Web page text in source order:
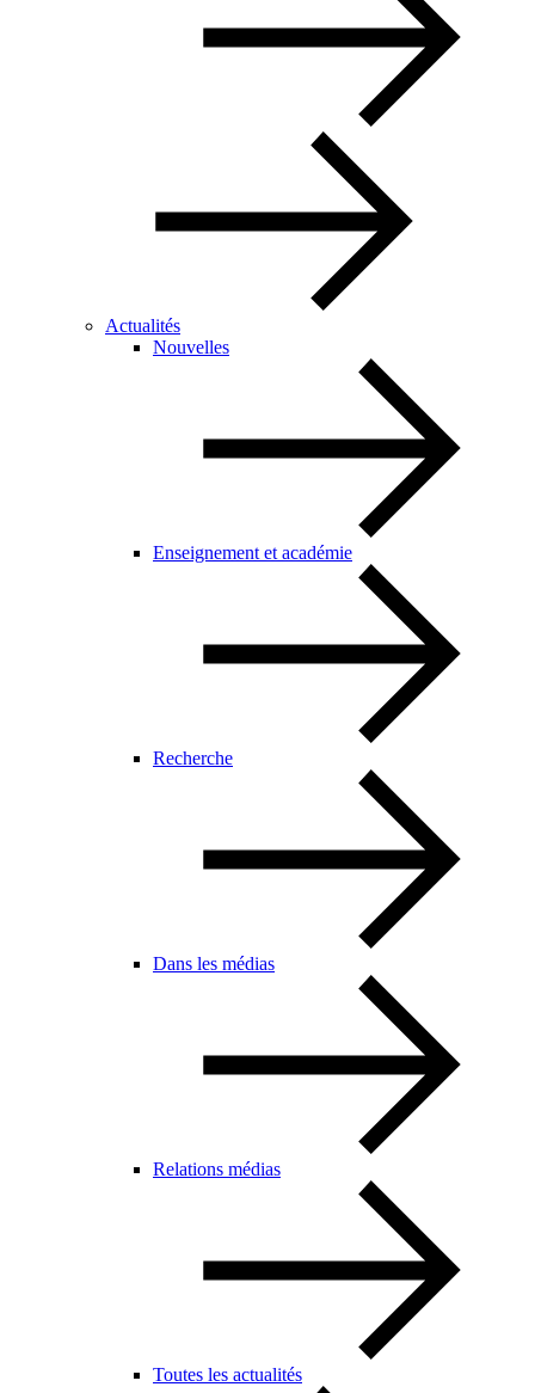
Actualités
Nouvelles
Enseignement et académie
Recherche
Dans les médias
Relations médias
Toutes les actualités